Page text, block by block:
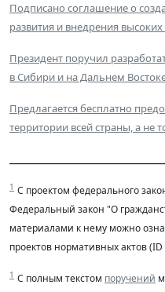
Подписано соглашение о
развития и внедрения
Президент поручил
в Сибири и на Дальнем
Предлагается бесплатно
территории всей страны, а не
1 С проектом федерального
Федеральный закон "О
материалами к нему можно
проектов нормативных актов
1 С полным текстом поручений